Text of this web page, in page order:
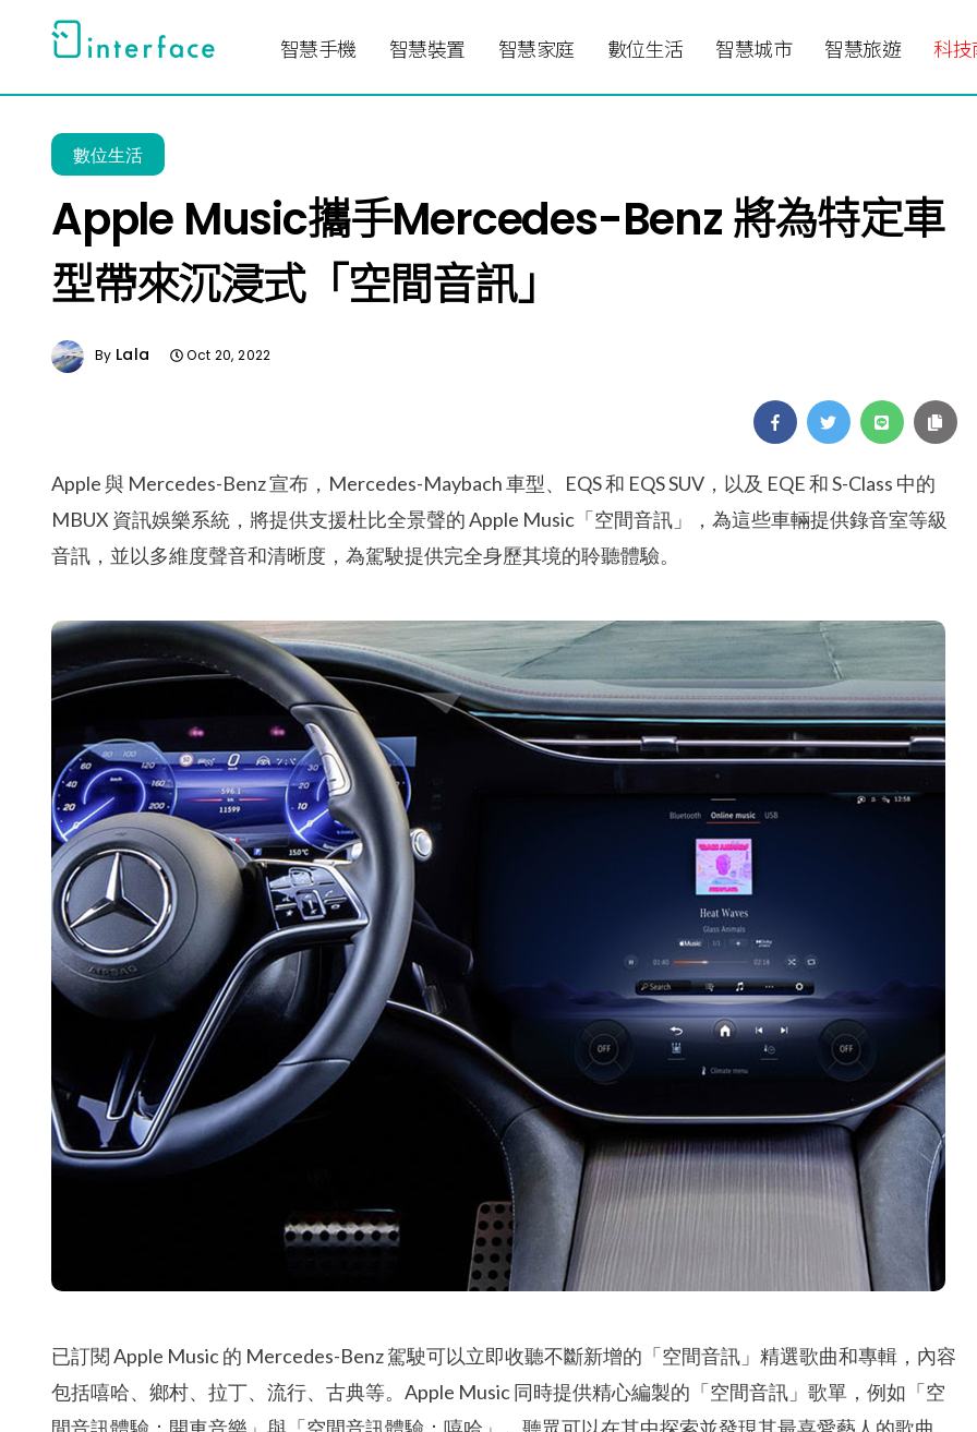
要
智慧手機 智慧裝置 智慧家庭 數位生活 智慧城市 智慧旅遊 科技
數位生活
Apple Music攜手Mercedes-Benz 將為特定車
型帶來沉浸式「空間音訊」
By Lala Oct 20, 2022
Apple 與 Mercedes-Benz 宣布，Mercedes-Maybach 車型、EQS 和 EQS SUV，以及 EQE 和 S-Class 中的
MBUX 資訊娛樂系統，將提供支援杜比全景聲的 Apple Music「空間音訊」，為這些車輛提供錄音室等級
音訊，並以多維度聲音和清晰度，為駕駛提供完全身歷其境的聆聽體驗。
已訂閱 Apple Music 的 Mercedes-Benz 駕駛可以立即收聽不斷新增的「空間音訊」精選歌曲和專輯，內容
包括嘻哈、鄉村、拉丁、流行、古典等。Apple Music 同時提供精心編製的「空間音訊」歌單，例如「空